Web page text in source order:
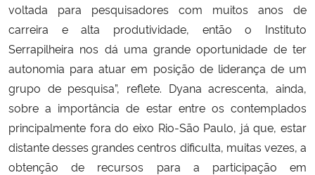
voltada para pesquisadores com muitos anos de
carreira e alta produtividade, então o Instituto
Serrapilheira nos dá uma grande oportunidade de ter
autonomia para atuar em posição de liderança de um
grupo de pesquisa”, reflete. Dyana acrescenta, ainda,
sobre a importância de estar entre os contemplados
principalmente fora do eixo Rio-São Paulo, já que, estar
distante desses grandes centros dificulta, muitas vezes, a
obtenção de recursos para a participação em